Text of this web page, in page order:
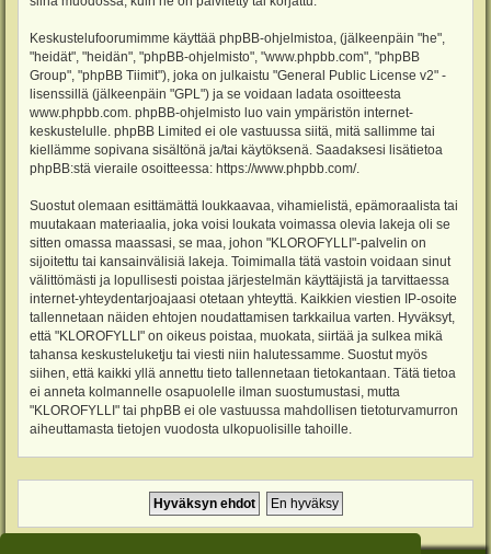
Keskustelufoorumimme käyttää phpBB-ohjelmistoa, (jälkeenpäin "he",
"heidät", "heidän", "phpBB-ohjelmisto", "www.phpbb.com", "phpBB
Group", "phpBB Tiimit"), joka on julkaistu "General Public License v2" -
lisenssillä (jälkeenpäin "GPL") ja se voidaan ladata osoitteesta
www.phpbb.com . phpBB-ohjelmisto luo vain ympäristön internet-
keskustelulle. phpBB Limited ei ole vastuussa siitä, mitä sallimme tai
kiellämme sopivana sisältönä ja/tai käytöksenä. Saadaksesi lisätietoa
phpBB:stä vieraile osoitteessa: https://www.phpbb.com/.
Suostut olemaan esittämättä loukkaavaa, vihamielistä, epämoraalista tai
muutakaan materiaalia, joka voisi loukata voimassa olevia lakeja oli se
sitten omassa maassasi, se maa, johon "KLOROFYLLI"-palvelin on
sijoitettu tai kansainvälisiä lakeja. Toimimalla tätä vastoin voidaan sinut
välittömästi ja lopullisesti poistaa järjestelmän käyttäjistä ja tarvittaessa
internet-yhteydentarjoajaasi otetaan yhteyttä. Kaikkien viestien IP-osoite
tallennetaan näiden ehtojen noudattamisen tarkkailua varten. Hyväksyt,
että "KLOROFYLLI" on oikeus poistaa, muokata, siirtää ja sulkea mikä
tahansa keskusteluketju tai viesti niin halutessamme. Suostut myös
siihen, että kaikki yllä annettu tieto tallennetaan tietokantaan. Tätä tietoa
ei anneta kolmannelle osapuolelle ilman suostumustasi, mutta
"KLOROFYLLI" tai phpBB ei ole vastuussa mahdollisen tietoturvamurron
aiheuttamasta tietojen vuodosta ulkopuolisille tahoille.